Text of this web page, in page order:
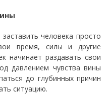
человека просто
время, силы и другие
начинает раздавать свои
давлением чувства вины
до глубинных причин
ситуацию.